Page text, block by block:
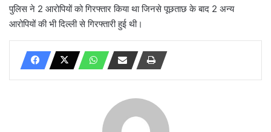
पुलिस ने 2 आरोपियों को गिरफ्तार किया था जिनसे पूछताछ के बाद 2 अन्य
आरोपियों की भी दिल्ली से गिरफ्तारी हुई थी।